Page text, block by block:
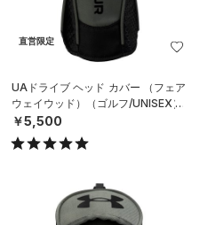
直営限定
UAドライブ ヘッド カバー （フェア
ウェイウッド）（ゴルフ/UNISEX）
￥5,500